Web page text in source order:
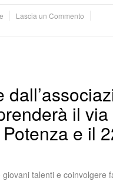
Lascia un Commento
il via
e il
talenti e coinvolgere